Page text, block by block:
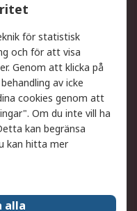
Support
av varor
din order
med RS-konto
för statistisk
och för att visa
Genom att klicka på
av icke
cookies genom att
Om du inte vill ha
kan begränsa
kan hitta mer
alla